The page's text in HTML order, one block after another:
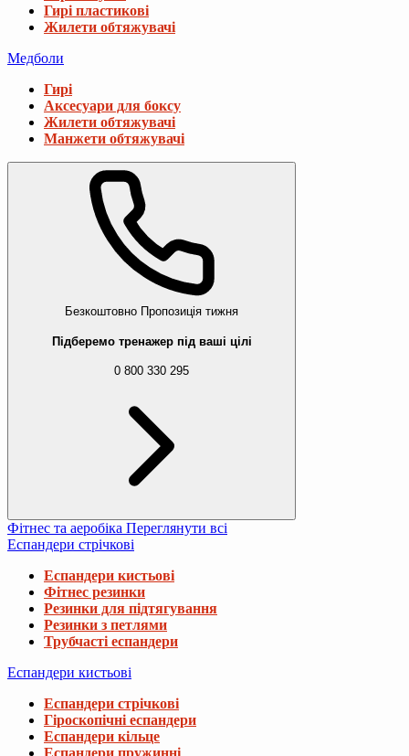
Гирі пластикові
Жилети обтяжувачі
Медболи
Гирі
Аксесуари для боксу
Жилети обтяжувачі
Манжети обтяжувачі
Безкоштовно Пропозиція тижня
Підберемо тренажер під ваші цілі
0 800 330 295
Фітнес та аеробіка Переглянути всі
Еспандери стрічкові
Еспандери кистьові
Фітнес резинки
Резинки для підтягування
Резинки з петлями
Трубчасті еспандери
Еспандери кистьові
Еспандери стрічкові
Гіроскопічні еспандери
Еспандери кільце